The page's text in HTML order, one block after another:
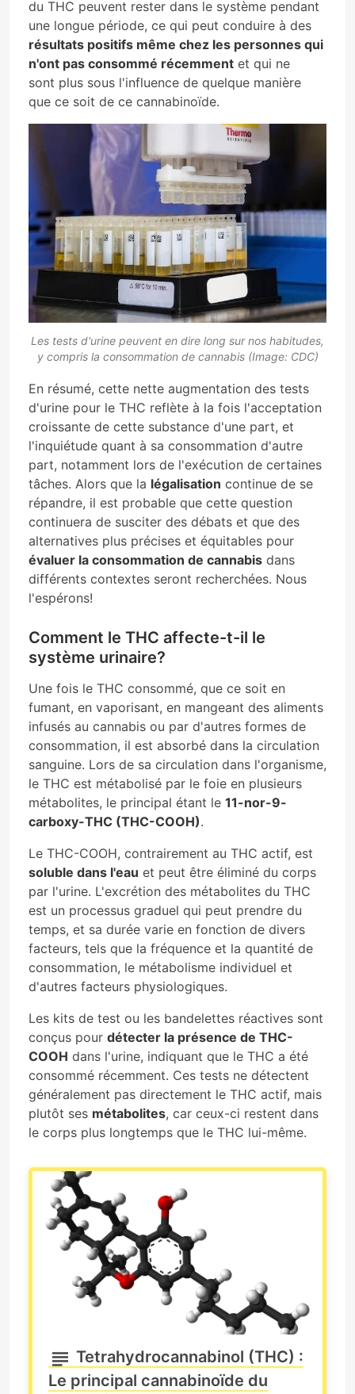
du THC peuvent rester dans le système pendant
une longue période, ce qui peut conduire à des
résultats positifs même chez les personnes qui
n'ont pas consommé récemment et qui ne
sont plus sous l'influence de quelque manière
que ce soit de ce cannabinoïde.
Les tests d'urine peuvent en dire long sur nos habitudes,
y compris la consommation de cannabis (Image: CDC)
En résumé, cette nette augmentation des tests
d'urine pour le THC reflète à la fois l'acceptation
croissante de cette substance d'une part, et
l'inquiétude quant à sa consommation d'autre
part, notamment lors de l'exécution de certaines
tâches. Alors que la légalisation continue de se
répandre, il est probable que cette question
continuera de susciter des débats et que des
alternatives plus précises et équitables pour
évaluer la consommation de cannabis dans
différents contextes seront recherchées. Nous
l'espérons!
Comment le THC affecte-t-il le
système urinaire?
Une fois le THC consommé, que ce soit en
fumant, en vaporisant, en mangeant des aliments
infusés au cannabis ou par d'autres formes de
consommation, il est absorbé dans la circulation
sanguine. Lors de sa circulation dans l'organisme,
le THC est métabolisé par le foie en plusieurs
métabolites, le principal étant le 11-nor-9-
carboxy-THC (THC-COOH).
Le THC-COOH, contrairement au THC actif, est
soluble dans l'eau et peut être éliminé du corps
par l'urine. L'excrétion des métabolites du THC
est un processus graduel qui peut prendre du
temps, et sa durée varie en fonction de divers
facteurs, tels que la fréquence et la quantité de
consommation, le métabolisme individuel et
d'autres facteurs physiologiques.
Les kits de test ou les bandelettes réactives sont
conçus pour détecter la présence de THC-
COOH dans l'urine, indiquant que le THC a été
consommé récemment. Ces tests ne détectent
généralement pas directement le THC actif, mais
plutôt ses métabolites, car ceux-ci restent dans
le corps plus longtemps que le THC lui-même.
Tetrahydrocannabinol (THC) :
Le principal cannabinoïde du